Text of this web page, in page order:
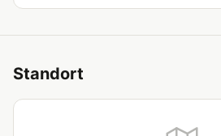
Standort